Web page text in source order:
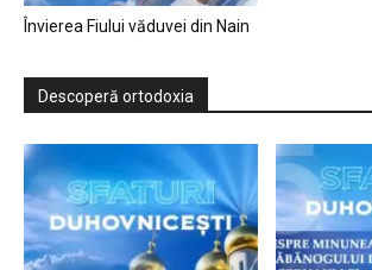
Învierea Fiului văduvei din Nain
Descoperă ortodoxia